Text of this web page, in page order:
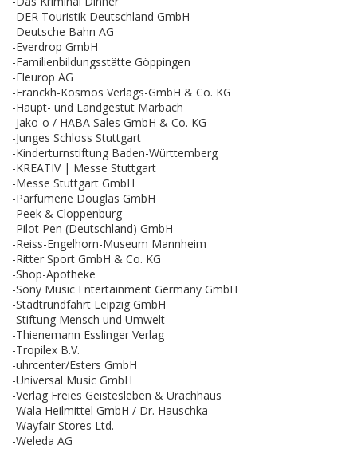
-DER Touristik Deutschland GmbH
-Deutsche Bahn AG
-Everdrop GmbH
-Familienbildungsstätte Göppingen
-Fleurop AG
-Franckh-Kosmos Verlags-GmbH & Co. KG
-Haupt- und Landgestüt Marbach
-Jako-o / HABA Sales GmbH & Co. KG
-Junges Schloss Stuttgart
-Kinderturnstiftung Baden-Württemberg
-KREATIV | Messe Stuttgart
-Messe Stuttgart GmbH
-Parfümerie Douglas GmbH
-Peek & Cloppenburg
-Pilot Pen (Deutschland) GmbH
-Reiss-Engelhorn-Museum Mannheim
-Ritter Sport GmbH & Co. KG
-Shop-Apotheke
-Sony Music Entertainment Germany GmbH
-Stadtrundfahrt Leipzig GmbH
-Stiftung Mensch und Umwelt
-Thienemann Esslinger Verlag
-Tropilex B.V.
-uhrcenter/Esters GmbH
-Universal Music GmbH
-Verlag Freies Geistesleben & Urachhaus
-Wala Heilmittel GmbH / Dr. Hauschka
-Wayfair Stores Ltd.
-Weleda AG